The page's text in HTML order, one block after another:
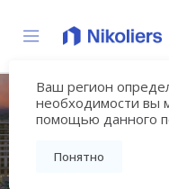
Ваш регион
необходимости вы
помощью данного
Понятно
Вернуться на